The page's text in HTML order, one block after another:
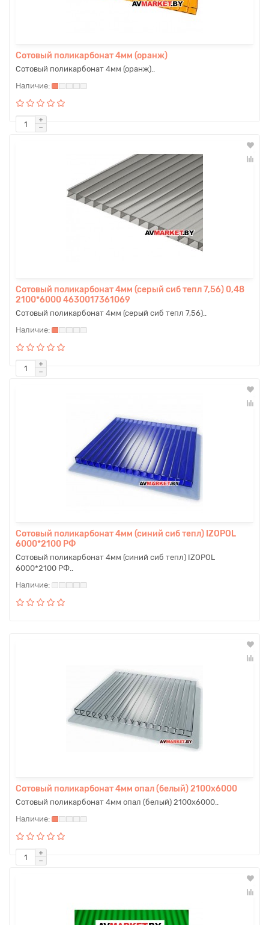
Сотовый поликарбонат 4мм (оранж)
Сотовый поликарбонат 4мм (оранж)..
Сотовый поликарбонат 4мм (серый сиб тепл 7,56) 0,48
2100*6000 4630017361069
Сотовый поликарбонат 4мм (серый сиб тепл 7,56)..
Сотовый поликарбонат 4мм (синий сиб тепл) IZOPOL
6000*2100 РФ
Сотовый поликарбонат 4мм (синий сиб тепл) IZOPOL
6000*2100 РФ..
Сотовый поликарбонат 4мм опал (белый) 2100х6000
Сотовый поликарбонат 4мм опал (белый) 2100х6000..